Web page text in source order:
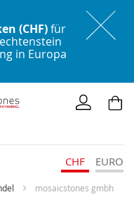
(CHF)für
in Europa
CHF EURO
mosaicstones gmbh